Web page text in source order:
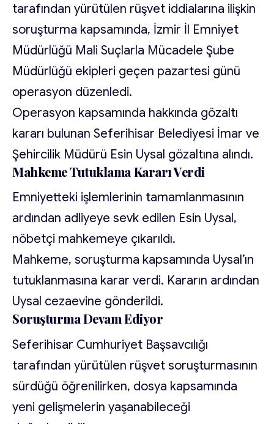
tarafından yürütülen rüşvet iddialarına ilişkin
soruşturma kapsamında, İzmir İl Emniyet
Müdürlüğü Mali Suçlarla Mücadele Şube
Müdürlüğü ekipleri geçen pazartesi günü
operasyon düzenledi.
Operasyon kapsamında hakkında gözaltı
kararı bulunan Seferihisar Belediyesi İmar ve
Şehircilik Müdürü Esin Uysal gözaltına alındı.
Mahkeme Tutuklama Kararı Verdi
Emniyetteki işlemlerinin tamamlanmasının
ardından adliyeye sevk edilen Esin Uysal,
nöbetçi mahkemeye çıkarıldı.
Mahkeme, soruşturma kapsamında Uysal’ın
tutuklanmasına karar verdi. Kararın ardından
Uysal cezaevine gönderildi.
Soruşturma Devam Ediyor
Seferihisar Cumhuriyet Başsavcılığı
tarafından yürütülen rüşvet soruşturmasının
sürdüğü öğrenilirken, dosya kapsamında
yeni gelişmelerin yaşanabileceği